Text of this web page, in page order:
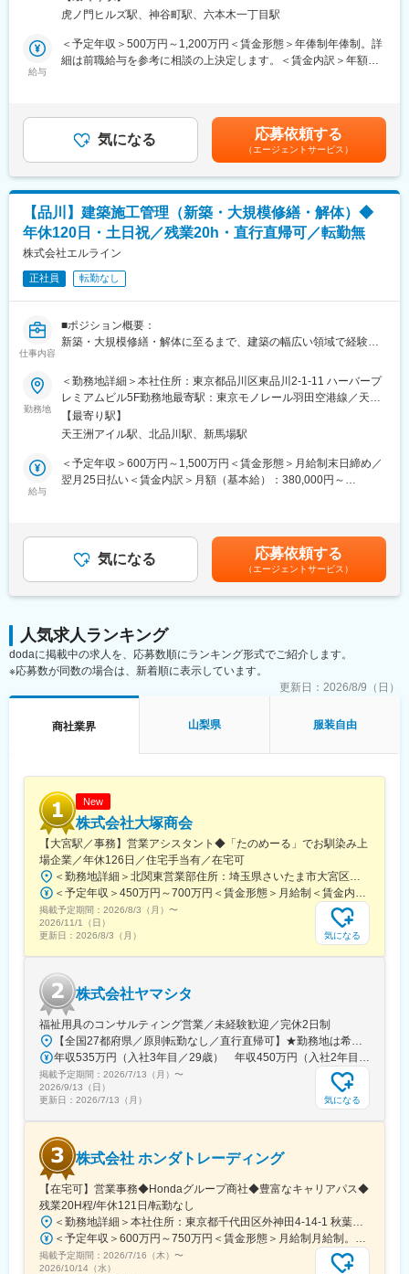
展開しています。本ポジションは、カーボンファーミング推進の
中核を担い、農家や実需企業との連携強化、節水型栽培の普及、
社会実装の仕組みづくりをリードしていただきます。
ジタル化や認証取得支援など、現場の伴走型サポートを実施
・実需企業とのマッチング・アライアンス構築：食品メーカーや
量販店等に向けて脱炭素米の調達提案を行い、農家と実需企業の
保証、AI土壌分析、雑草管理DXなど節水型栽培パッケージを提案
し、現場課題に合わせて最適な導入支援を担う
・プラットフォームの改善・拡張：農家や実需企業からのフィー
ドバックをもとに、サービスや運用の改善提案を主導し、事業の
0→1・1→10成長を推進
・農業者向けイベント企画・運営、コミュニティ形成や業界認知
拡大のためのマーケティングも担当
■扱うサービス
NEWGREEN RICE PLATFORM（NGRP：同社の自社開発サービ
ス）、節水型栽培パッケージ、AI土壌分析等
■組織構成
・事業開発、現場伴走、デジタル開発など多様なバックグラウン
ドを持つメンバーで構成
・30代中心の若手メンバーが活躍
■業務の魅力
世界的にも先駆けの事業に携われるため、社会的インパクトや成
コアタイムなしフレックスタイム／虎ノ門オフィス／副業可／服
装自由／各種福利厚生完備
■想定されるキャリアパス
新規事業開発リーダー、事業統括、海外展開責任者など多様なキ
変更の範囲：会社の定める業務
煙変更の範囲：会社の定める事業所（リモートワーク含む）
虎ノ門ヒルズ駅、神谷町駅、六本木一丁目駅
給与
＜予定年収＞500万円～1,200万円＜賃金形態＞年俸制年俸制。詳
細は前職給与を参考に相談の上決定します。＜賃金内訳＞年額
～700万円。前職の給与を参考にご相談させていただきます。賃
金はあくまでも目安の金額であり、選考を通じて上下する可能性
があります。月給(月額)は固定手当を含めた表記です。
気になる 応募依頼する
（エージェントサービス）
【品川】建築施工管理（新築・大規模修繕・解体）◆
年休120日・土日祝／残業20h・直行直帰可／転勤無
株式会社エルライン
正社員 転勤なし
仕事内容
■ポジション概要：
新築・大規模修繕・解体に至るまで、建築の幅広い領域で経験を
われるポジションです。上場準備・M＆A推進による成長フェーズ
の中で、施工管理として次のキャリアを築きたい方を歓迎しま
す。
会社拡大期だからこそ、組織づくり・現場運営・体制整備に携わ
れるので「今入ると面白い会社」です。
本ポジションは、新築・大規模修繕・解体工事の建築施工管理
（所長候補・マネージャー候補・施工管理者）として分譲マンシ
■具体的な仕事内容：
◎環境対策および近隣対応の調整
◎施工図の確認・作成、仕様や施工手順の策定
◎検査対応、各種書類の作成・管理、引き渡し対応
◎経験に応じた現場統括や若手技術者の指導・育成
■将来のキャリアパス：
すく、将来のキャリアを計画的に広げることができます。
◎単一領域ではなく、建築キャリアの幅を広げられます。
変更の範囲：会社の定める業務
勤務地
＜勤務地詳細＞本社住所：東京都品川区東品川2-1-11 ハーバープ
レミアムビル5F勤務地最寄駅：東京モノレール羽田空港線／天王
洲アイル駅受動喫煙対策：敷地内全面禁煙変更の範囲：会社が指
定する場所
【最寄り駅】
天王洲アイル駅、北品川駅、新馬場駅
給与
＜予定年収＞600万円～1,500万円＜賃金形態＞月給制末日締め／
翌月25日払い＜賃金内訳＞月額（基本給）：380,000円～
であり、選考を通じて上下する可能性があります。月給(月額)は固
定手当を含めた表記です。
気になる 応募依頼する
（エージェントサービス）
人気求人ランキング
dodaに掲載中の求人を、応募数順にランキング形式でご紹介します。
※応募数が同数の場合は、新着順に表示しています。
更新日： 2026/8/9（日）
商社業界 山梨県 服装自由
New
株式会社大塚商会
【大宮駅／事務】営業アシスタント◆「たのめーる」でお馴染み上
場企業／年休126日／住宅手当有／在宅可
＜勤務地詳細＞北関東営業部住所：埼玉県さいたま市大宮区桜木町1-195-1 大宮ソラミチKOZ 12階受動喫煙対策：屋内全面禁煙変更の範囲：会社の定める事業所（リモートワーク含む）
＜予定年収＞450万円～700万円＜賃金形態＞月給制＜賃金内訳＞月額（基本給）：274,000円～400,000円＜月給＞274,000円～400,000円＜昇給有無＞有＜残業手当＞有＜給与補足＞※経験・スキルを考慮のうえ、当社規定にて決定■昇給：年1回■賞与：年2回（7月・12月）賃金はあくまでも目安の金額であり、選考を通じて上下する可能性があります。月給(月額)は固定手当を含めた表記です。
掲載予定期間： 2026/8/3（月） 〜
2026/11/1（日）
更新日： 2026/8/3（月） 気になる
株式会社ヤマシタ
福祉用具のコンサルティング営業／未経験歓迎／完休2日制
【全国27都府県／原則転勤なし／直行直帰可】★勤務地は希望を考慮★拠点により車通勤OK※充足状況により、ご希望の勤務地での募集が終了している場合があります。※転居を伴う転勤の有無は、半年ごとに希望を伺い、選択いただけます。■東北■・宮城県（仙台市）■関東■・東京都（東京23区など）・神奈川県（横浜市など）・埼玉県（さいたま市など）・千葉県（千葉市など）・茨城県（水戸市）・栃木県（宇都宮市／足利市）・群馬県（前橋市）■東海■・愛知県（名古屋市／豊田市／豊橋市／小牧市）・静岡県（静岡市／浜松市／沼津市／焼津市／富士市）・岐阜県（岐阜市）・三重県（四日市市）■信越・北陸■・長野県（長野市）・山梨県（甲府市）・石川県（金沢市）・富山県（富山市）・福井県（福井市）■関西■・大阪府・兵庫県（神戸市／尼崎市／姫路市）・京都府（京都市）・奈良県（奈良市／天理市）・滋賀県（大津市／彦根市）・和歌山県（和歌山市／田辺市）■中国■・広島県（広島市）・岡山県（岡山市）■四国■・香川県（高松市）■九州■・福岡県（福岡市）
年収535万円（入社3年目／29歳） 年収450万円（入社2年目／26歳）
掲載予定期間： 2026/7/13（月） 〜
2026/9/13（日）
更新日： 2026/7/13（月） 気になる
株式会社 ホンダトレーディング
【在宅可】営業事務◆Hondaグループ商社◆豊富なキャリアパス◆
残業20H程/年休121日/転勤なし
＜勤務地詳細＞本社住所：東京都千代田区外神田4-14-1 秋葉原UDX南ウイング18F勤務地最寄駅：JR山手線・総武線／秋葉原駅受動喫煙対策：屋内全面禁煙変更の範囲：会社の定める事業所（リモートワーク含む）
＜予定年収＞600万円～750万円＜賃金形態＞月給制月給制。賞与昨年支給実績6.7ヶ月分。＜賃金内訳＞月額（基本給）：300,000円～410,000円＜月給＞300,000円～410,000円＜昇給有無＞有＜残業手当＞有＜給与補足＞賞与は直近3年間の平均で6.5か月分支給として計算。全社平均である20時間分の時間外手当含む。時間外手当は1分単位で支給。賃金はあくまでも目安の金額であり、選考を通じて上下する可能性があります。月給(月額)は固定手当を含めた表記です。
掲載予定期間： 2026/7/16（木） 〜
2026/10/14（水）